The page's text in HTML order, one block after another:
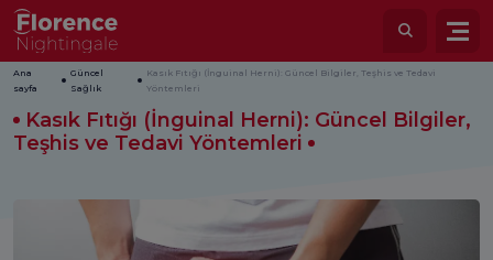
Ana
sayfa
Güncel
Sağlık
Kasık Fıtığı (İnguinal Herni): Güncel Bilgiler, Teşhis ve Tedavi
Yöntemleri
Kasık Fıtığı (İnguinal Herni): Güncel Bilgiler,
Teşhis ve Tedavi Yöntemleri